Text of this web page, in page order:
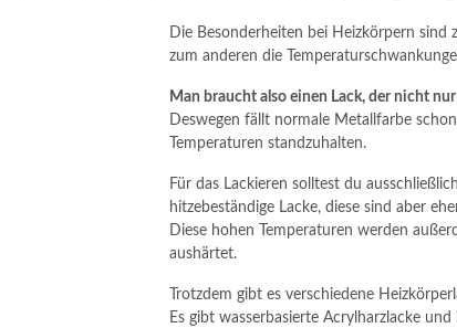
Die Besonderheiten bei Heizkörpern sind
zum anderen die
Man braucht also einen Lack, der nicht
Deswegen fällt normale Metallfarbe
Temperaturen standzuhalten.
Für das Lackieren solltest du
hitzebeständige Lacke, diese sind aber
Diese hohen Temperaturen werden
aushärtet.
Trotzdem gibt es verschiedene
Es gibt wasserbasierte Acrylharzlacke